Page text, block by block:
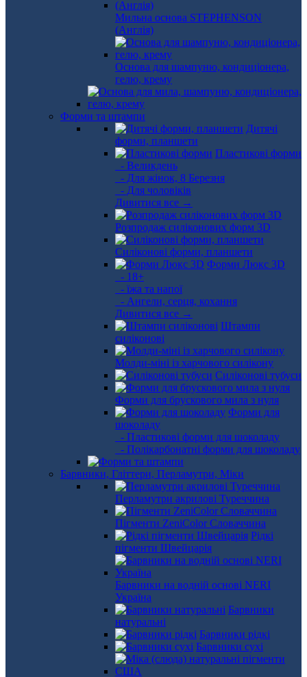
Мильна основа STEPHENSON
(Англія)
Основа для шампуню, кондиціонера,
гелю, крему
Форми та штампи
Дитячі
форми, планшети
Пластикові форми
- Великдень
- Для жінок, 8 Березня
- Для чоловіків
Дивитися все →
Розпродаж силіконових форм 3D
Силіконові форми, планшети
Форми Люкс 3D
- 18+
- їжа та напої
- Ангели, серця, кохання
Дивитися все →
Штампи
силіконові
Молди-міні із харчового силікону
Силіконові тубуси
Форми для брускового мила з нуля
Форми для
шоколаду
- Пластикові форми для шоколаду
- Полікарбонатні форми для шоколаду
Барвники, Гліттери, Перламутри, Міки
Перламутри акрилові Туреччина
Пігменти ZeniColor Словаччина
Рідкі
пігменти Швейцарія
Барвники на водній основі NERI
Україна
Барвники
натуральні
Барвники рідкі
Барвники сухі